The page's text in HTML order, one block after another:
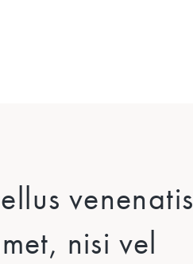
venenatis
nisi vel